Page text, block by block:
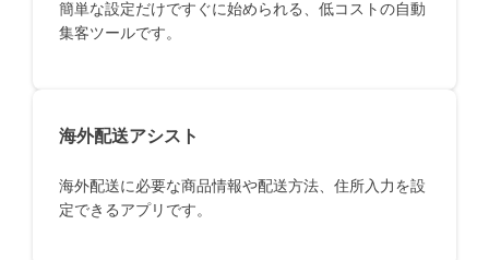
簡単な設定だけですぐに始められる、低コストの自動
集客ツールです。
海外配送アシスト
海外配送に必要な商品情報や配送方法、住所入力を設
定できるアプリです。